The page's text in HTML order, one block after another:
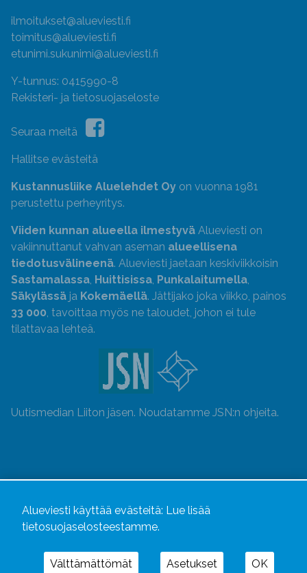
ilmoitukset@alueviesti.fi
toimitus@alueviesti.fi
etunimi.sukunimi@alueviesti.fi
Y-tunnus: 0415990-8
Rekisteri- ja tietosuojaseloste
Seuraa meitä
Hallitse evästeitä
Kustannusliike Aluelehdet Oy on vuonna 1981
perustettu perheyritys.
Viiden kunnan alueella ilmestyvä Alueviesti on
vakiinnuttanut vahvan aseman alueellisena
tiedotusvälineenä. Alueviesti jaetaan keskiviikkoisin
Sastamalassa, Huittisissa, Punkalaitumella,
Säkylässä ja Kokemäellä. Jättijako joka viikko, painos
33 000, tavoittaa myös ne taloudet, johon ei tule
tilattavaa lehteä.
Uutismedian Liiton jäsen. Noudatamme JSN:n ohjeita.
Alueviesti käyttää evästeitä: Lue lisää
tietosuojaselosteestamme.
Välttämättömät Asetukset OK